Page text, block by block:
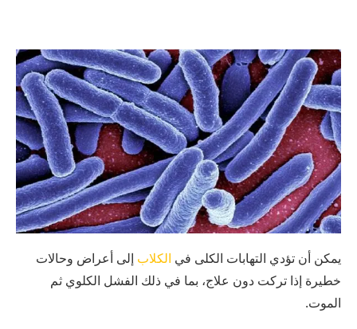
يمكن أن تؤدي التهابات الكلى في الكلاب إلى أعراض وحالات
خطيرة إذا تركت دون علاج، بما في ذلك الفشل الكلوي ثم
الموت.